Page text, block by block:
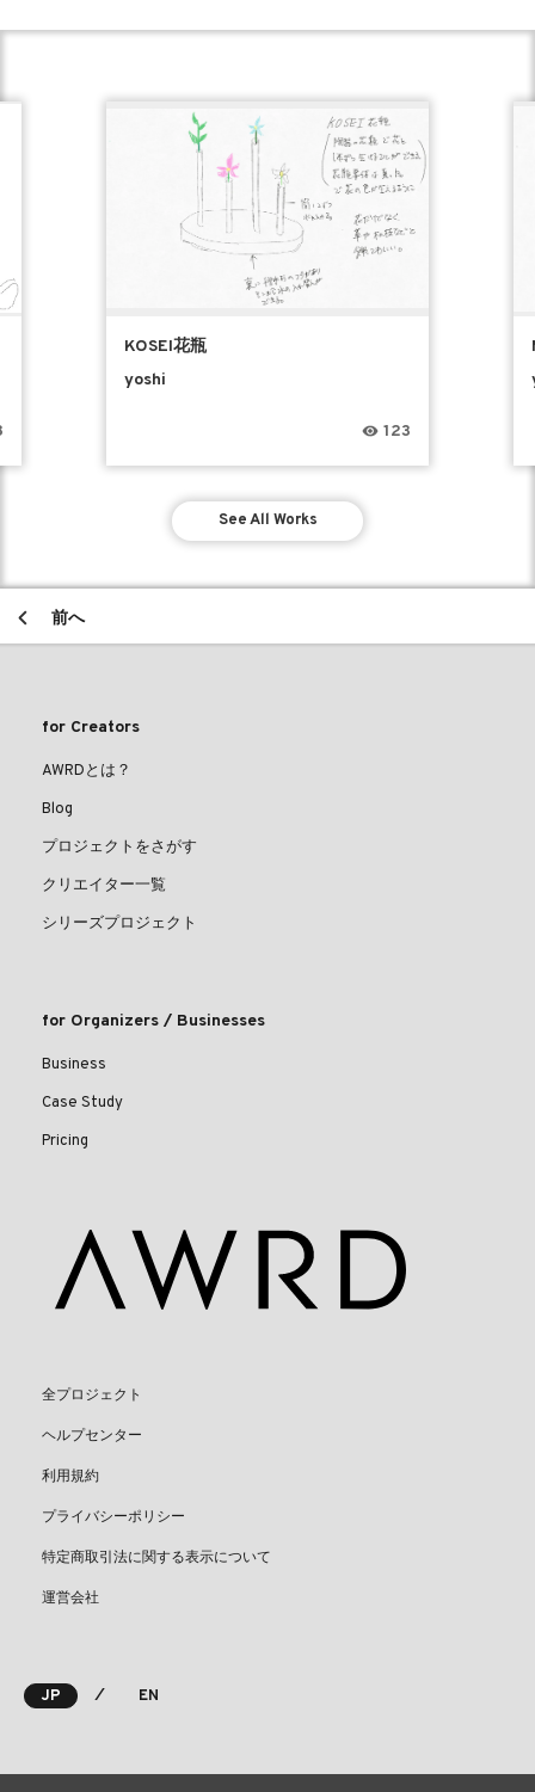
KOSEI花瓶
yoshi
123
See All Works
前へ
for Creators
AWRDとは？
Blog
プロジェクトをさがす
クリエイター一覧
シリーズプロジェクト
for Organizers / Businesses
Business
Case Study
Pricing
全プロジェクト
ヘルプセンター
利用規約
プライバシーポリシー
特定商取引法に関する表示について
運営会社
JP ⁄ EN